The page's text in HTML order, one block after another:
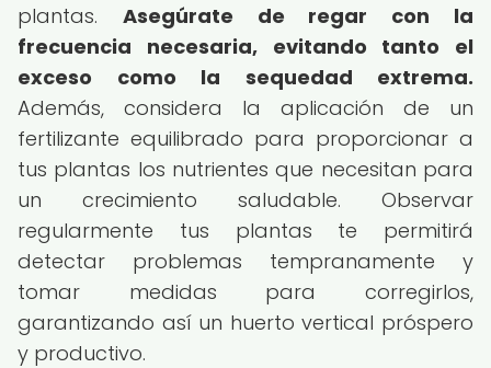
plantas. Asegúrate de regar con la
frecuencia necesaria, evitando tanto el
exceso como la sequedad extrema.
Además, considera la aplicación de un
fertilizante equilibrado para proporcionar a
tus plantas los nutrientes que necesitan para
un crecimiento saludable. Observar
regularmente tus plantas te permitirá
detectar problemas tempranamente y
tomar medidas para corregirlos,
garantizando así un huerto vertical próspero
y productivo.